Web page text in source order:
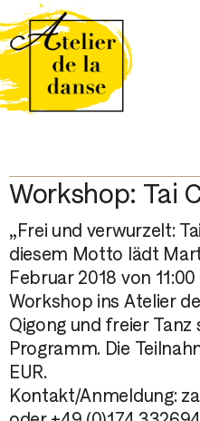
Workshop: Tai
„Frei und verwurzelt:
diesem Motto lädt
Februar 2018 von
Workshop ins Atelier
Qigong und freier
Programm. Die
EUR.
Kontakt/Anmeldung: